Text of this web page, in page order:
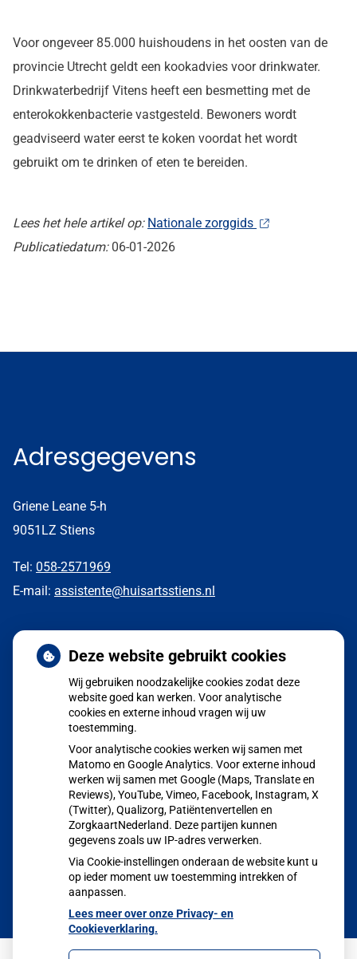
Voor ongeveer 85.000 huishoudens in het oosten van de
provincie Utrecht geldt een kookadvies voor drinkwater.
Drinkwaterbedrijf Vitens heeft een besmetting met de
enterokokkenbacterie vastgesteld. Bewoners wordt
geadviseerd water eerst te koken voordat het wordt
gebruikt om te drinken of eten te bereiden.
Lees het hele artikel op: Nationale zorggids
Publicatiedatum: 06-01-2026
Adresgegevens
Griene Leane 5-h
9051LZ Stiens
Tel: 058-2571969
E-mail: assistente@huisartsstiens.nl
Nieuws
Aangepaste huisartsenzorg tijdens de zomerperiode
POH GGZ Marion Halman
Jong en alert: hoe je borstkanker herkent als je verder kijkt
dan een knobbeltje
Sinds huisartsen afslankmedicijnen mogen voorschrijven,
neemt gebruik toe
Eigen risico gaat onder toekomstig kabinet omhoog
Deze website gebruikt cookies
Wij gebruiken noodzakelijke cookies zodat deze
website goed kan werken. Voor analytische
cookies en externe inhoud vragen wij uw
toestemming.
Voor analytische cookies werken wij samen met
Matomo en Google Analytics. Voor externe inhoud
werken wij samen met Google (Maps, Translate en
Reviews), YouTube, Vimeo, Facebook, Instagram, X
(Twitter), Qualizorg, Patiëntenvertellen en
ZorgkaartNederland. Deze partijen kunnen
gegevens zoals uw IP-adres verwerken.
Via Cookie-instellingen onderaan de website kunt u
op ieder moment uw toestemming intrekken of
aanpassen.
Lees meer over onze Privacy- en
Cookieverklaring.